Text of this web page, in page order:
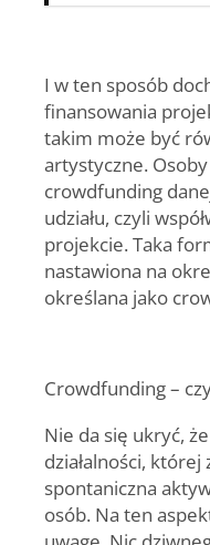
I w ten sposób
finansowania
takim może być
artystyczne.
crowdfunding
udziału, czyli
projekcie. Taka
nastawiona na
określana jako
Crowdfunding –
Nie da się ukryć,
działalności, której
spontaniczna
osób. Na ten